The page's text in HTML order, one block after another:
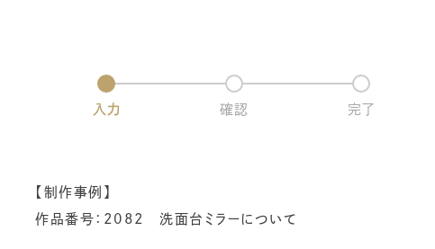
入力 確認 完了
【制作事例】
作品番号：2082 洗面台ミラーについて